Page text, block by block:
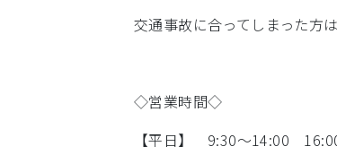
交通事故に合ってしまった方
◇営業時間◇
【平日】 9:30～14:00